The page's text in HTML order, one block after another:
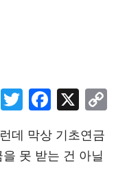
Te
T
tt
er
F
eb
oo
X
데 막상 기초연금
못 받는 건 아닐